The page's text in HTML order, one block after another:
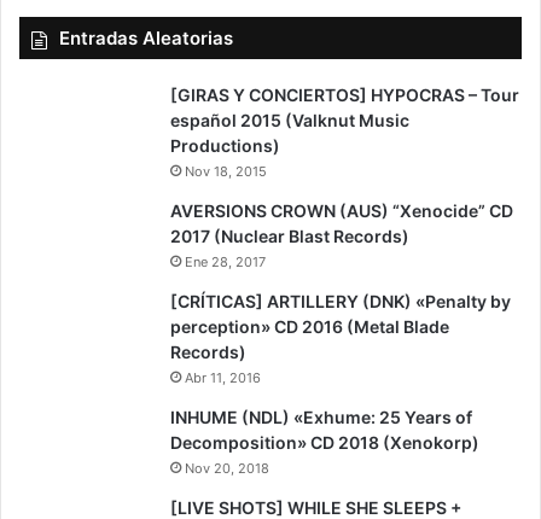
Entradas Aleatorias
[GIRAS Y CONCIERTOS] HYPOCRAS – Tour
español 2015 (Valknut Music
Productions)
Nov 18, 2015
AVERSIONS CROWN (AUS) “Xenocide” CD
2017 (Nuclear Blast Records)
Ene 28, 2017
[CRÍTICAS] ARTILLERY (DNK) «Penalty by
perception» CD 2016 (Metal Blade
Records)
Abr 11, 2016
INHUME (NDL) «Exhume: 25 Years of
Decomposition» CD 2018 (Xenokorp)
Nov 20, 2018
[LIVE SHOTS] WHILE SHE SLEEPS +